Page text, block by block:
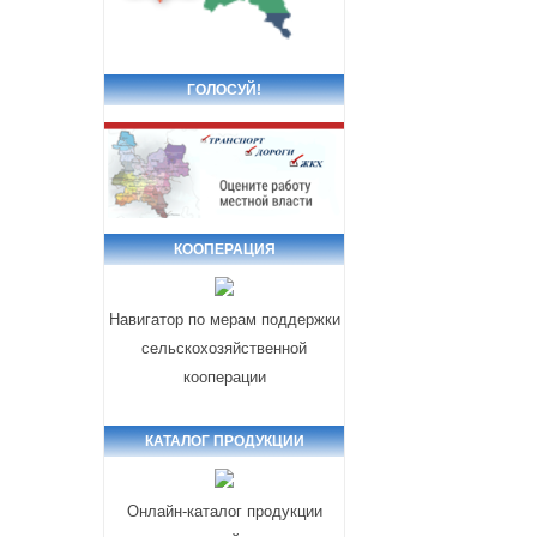
ГОЛОСУЙ!
КООПЕРАЦИЯ
Навигатор по мерам поддержки
сельскохозяйственной
кооперации
КАТАЛОГ ПРОДУКЦИИ
Онлайн-каталог продукции